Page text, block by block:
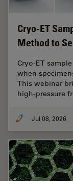
Cryo-ET
Method to
Cryo-ET
when
This webinar
high-pressure
Jul 08, 2026